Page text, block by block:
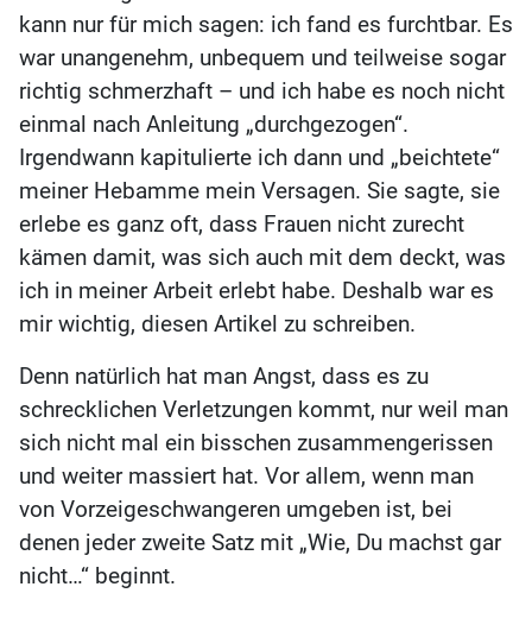
kann nur für mich sagen: ich fand es furchtbar. Es
war unangenehm, unbequem und teilweise sogar
richtig schmerzhaft – und ich habe es noch nicht
einmal nach Anleitung „durchgezogen“.
Irgendwann kapitulierte ich dann und „beichtete“
meiner Hebamme mein Versagen. Sie sagte, sie
erlebe es ganz oft, dass Frauen nicht zurecht
kämen damit, was sich auch mit dem deckt, was
ich in meiner Arbeit erlebt habe. Deshalb war es
mir wichtig, diesen Artikel zu schreiben.
Denn natürlich hat man Angst, dass es zu
schrecklichen Verletzungen kommt, nur weil man
sich nicht mal ein bisschen zusammengerissen
und weiter massiert hat. Vor allem, wenn man
von Vorzeigeschwangeren umgeben ist, bei
denen jeder zweite Satz mit „Wie, Du machst gar
nicht…“ beginnt.